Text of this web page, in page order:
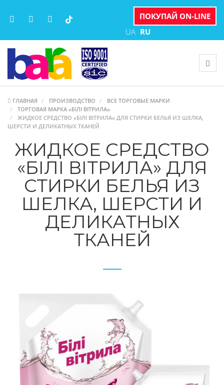
ПОКУПАЙ ON-LINE
UA RU
ГЛАВНАЯ ПРОИЗВОДСТВО
ВСЕ ТОРГОВЫЕ МАРКИ
ТОРГОВАЯ МАРКА «БІЛІ ВІТРИЛА»
ЖИДКОЕ СРЕДСТВО «БІЛІ ВІТРИЛА» ДЛЯ СТИРКИ БЕЛЬЯ ИЗ ШЕЛКА,
ШЕРСТИ И ДЕЛИКАТНЫХ ТКАНЕЙ
ЖИДКОЕ СРЕДСТВО
«БІЛІ ВІТРИЛА» ДЛЯ
СТИРКИ БЕЛЬЯ ИЗ
ШЕЛКА, ШЕРСТИ И
ДЕЛИКАТНЫХ
ТКАНЕЙ